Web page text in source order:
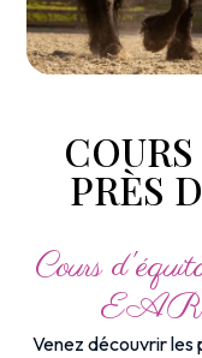
PRÈS
Cours
Venez découvrir les